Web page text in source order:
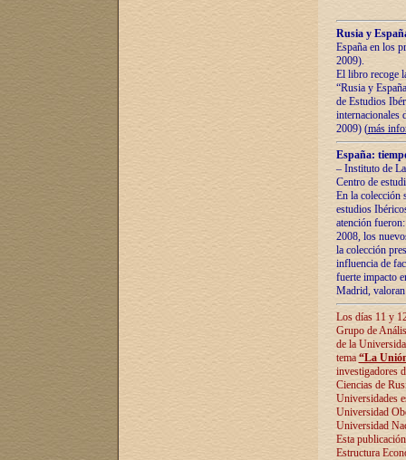
Rusia y
España en los
2009).
El libro recoge
“Rusia y
de Estudios
internacionales
2009) (más
España:
– Instituto de
Centro de
En la colección
estudios
atención
2008, los
la colección
influencia de
fuerte impacto
Madrid,
Los días 11 y
Grupo de
de la
tema “La
investigadores
Ciencias de
Universidades
Universidad
Universidad
Esta
Estructura